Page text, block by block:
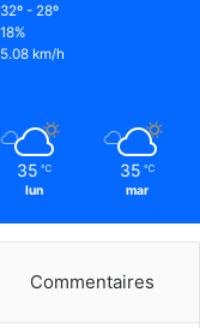
32º - 28º
18%
5.08 km/h
35 ℃
lun
35 ℃
mar
Commentaires